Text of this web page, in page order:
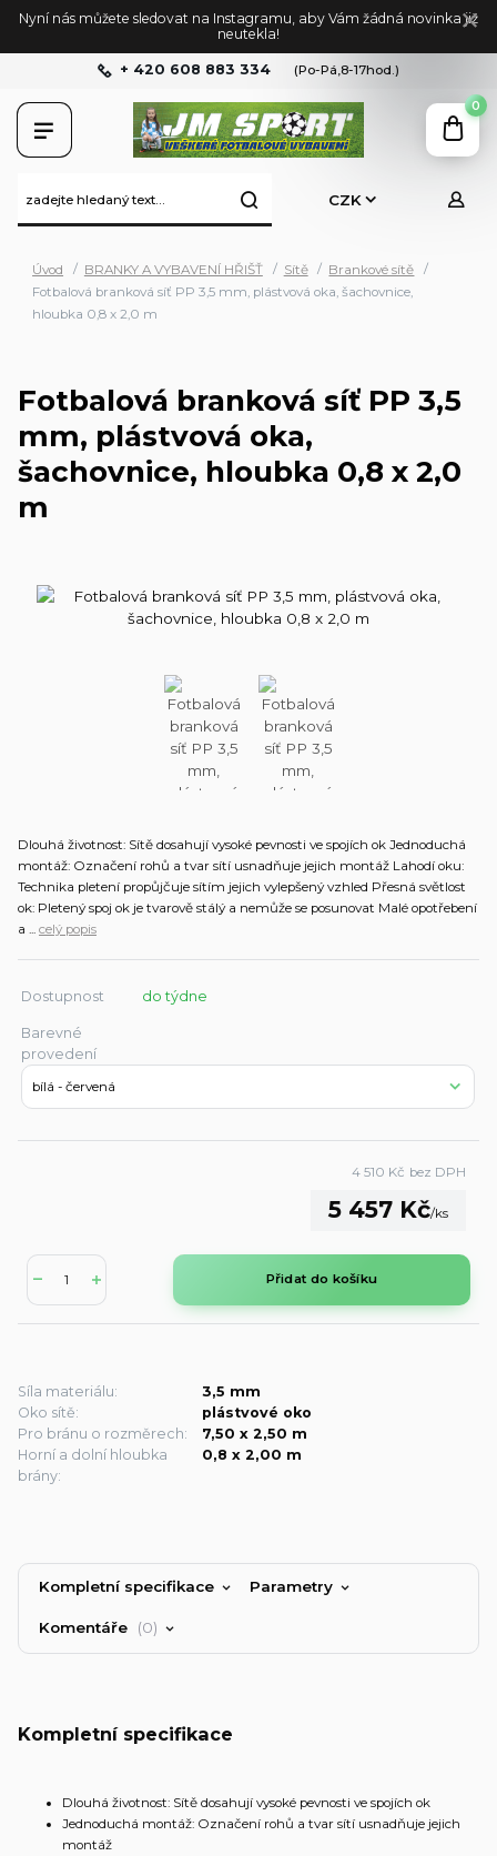
Nyní nás můžete sledovat na Instagramu, aby Vám žádná novinka již
neutekla!
CZK
+ 420 608 883 334 (Po-Pá,8-17hod.)
0
Úvod BRANKY A VYBAVENÍ HŘIŠŤ Sítě
Brankové sítě
Fotbalová branková síť PP 3,5 mm, plástvová oka, šachovnice,
hloubka 0,8 x 2,0 m
Fotbalová branková síť PP 3,5
mm, plástvová oka,
šachovnice, hloubka 0,8 x 2,0
m
Dlouhá životnost: Sítě dosahují vysoké pevnosti ve spojích ok Jednoduchá
montáž: Označení rohů a tvar sítí usnadňuje jejich montáž Lahodí oku:
Technika pletení propůjčuje sítím jejich vylepšený vzhled Přesná světlost
ok: Pletený spoj ok je tvarově stálý a nemůže se posunovat Malé opotřebení
a ... celý popis
Dostupnost do týdne
Barevné
provedení
5 457 Kč/ks
4 510 Kč bez DPH
Přidat do košíku
Síla materiálu:
3,5 mm
Oko sítě:
plástvové oko
Pro bránu o rozměrech:
7,50 x 2,50 m
Horní a dolní hloubka
brány:
0,8 x 2,00 m
Kompletní specifikace Parametry
Komentáře 0
Kompletní specifikace
Dlouhá životnost: Sítě dosahují vysoké pevnosti ve spojích ok
Jednoduchá montáž: Označení rohů a tvar sítí usnadňuje jejich
montáž